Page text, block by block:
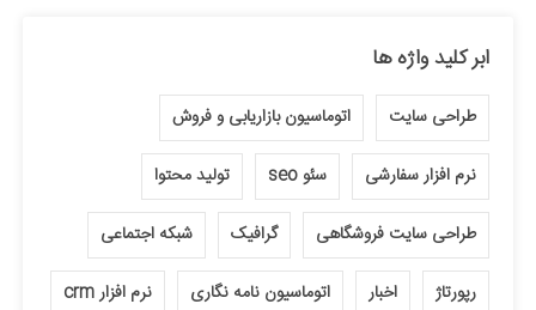
ابر کلید واژه ها
طراحی سایت اتوماسیون بازاریابی و فروش
نرم افزار سفارشی سئو seo تولید محتوا
طراحی سایت فروشگاهی گرافیک شبکه اجتماعی
رپورتاژ اخبار اتوماسیون نامه نگاری نرم افزار crm